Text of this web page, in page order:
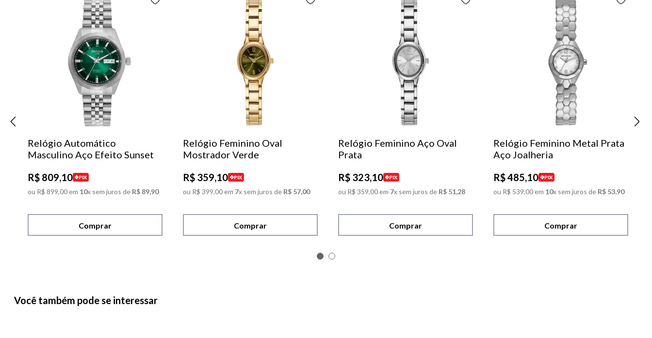
Relógio Automático
Masculino Aço Efeito Sunset
R$ 809,10 PIX
ou R$ 899,00em 10x sem juros de R$ 89,90
Comprar
Relógio Feminino Oval
Mostrador Verde
R$ 359,10 PIX
ou R$ 399,00em 7x sem juros de R$ 57,00
Comprar
Relógio Feminino Aço Oval
Prata
R$ 323,10 PIX
ou R$ 359,00em 7x sem juros de R$ 51,28
Comprar
Relógio Feminino Metal Prata
Aço Joalheria
R$485,10 PIX
ou R$ 539,00em 10x sem juros de R$ 53,90
Comprar
Você também pode se interessar